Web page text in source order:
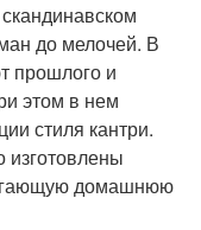
до мелочей. В
прошлого и
этом в нем
стиля кантри.
изготовлены
домашнюю